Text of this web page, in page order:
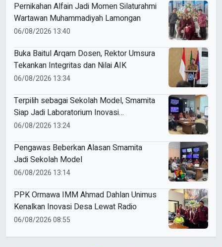
Pernikahan Alfain Jadi Momen Silaturahmi
Wartawan Muhammadiyah Lamongan
06/08/2026 13:40
Buka Baitul Arqam Dosen, Rektor Umsura
Tekankan Integritas dan Nilai AIK
06/08/2026 13:34
Terpilih sebagai Sekolah Model, Smamita
Siap Jadi Laboratorium Inovasi
Pembelajaran AI
06/08/2026 13:24
Pengawas Beberkan Alasan Smamita
Jadi Sekolah Model
06/08/2026 13:14
PPK Ormawa IMM Ahmad Dahlan Unimus
Kenalkan Inovasi Desa Lewat Radio
06/08/2026 08:55